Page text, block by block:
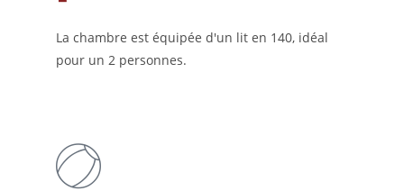
La chambre est équipée d'un lit en 140, idéal
pour un 2 personnes.